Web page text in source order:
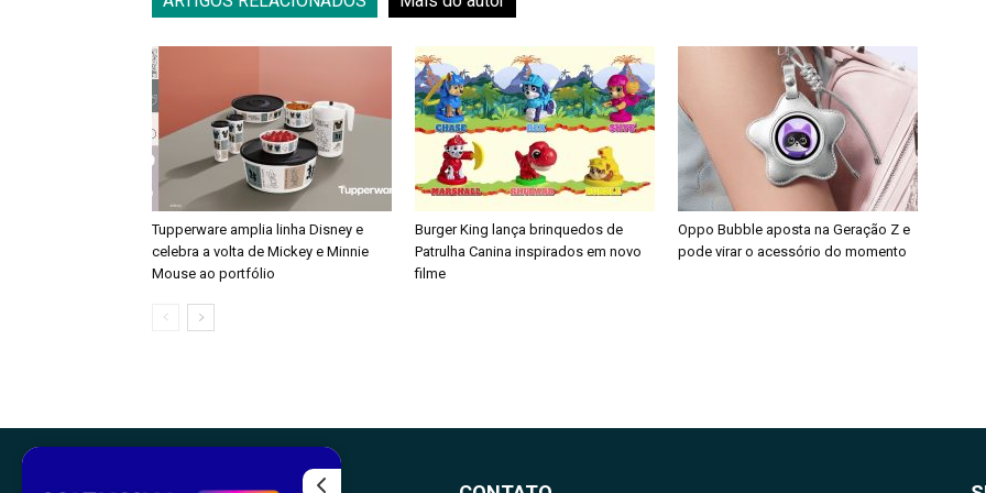
Tupperware amplia linha Disney e
celebra a volta de Mickey e Minnie
Mouse ao portfólio
Burger King lança brinquedos de
Patrulha Canina inspirados em novo
filme
Oppo Bubble aposta na Geração Z e
pode virar o acessório do momento